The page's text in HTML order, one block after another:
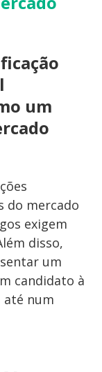
um
do mercado
exigem
disso,
um
candidato à
até num